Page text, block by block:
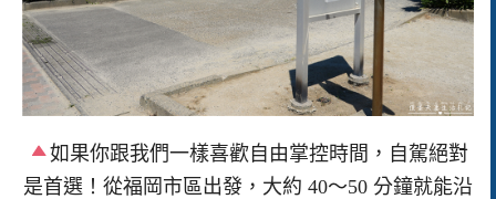
如果你跟我們一樣喜歡自由掌控時間，自駕絕對
是首選！從福岡市區出發，大約 40～50 分鐘就能沿